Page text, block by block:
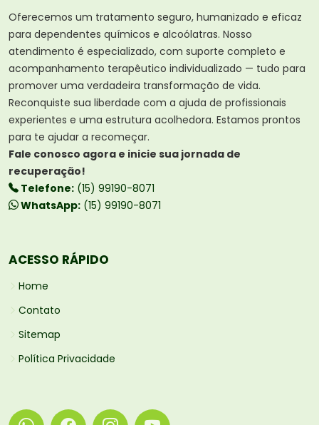
Oferecemos um tratamento seguro, humanizado e eficaz
para dependentes químicos e alcoólatras. Nosso
atendimento é especializado, com suporte completo e
acompanhamento terapêutico individualizado — tudo para
promover uma verdadeira transformação de vida.
Reconquiste sua liberdade com a ajuda de profissionais
experientes e uma estrutura acolhedora. Estamos prontos
para te ajudar a recomeçar.
Fale conosco agora e inicie sua jornada de
recuperação!
Telefone: (15) 99190-8071
WhatsApp: (15) 99190-8071
ACESSO RÁPIDO
Home
Contato
Sitemap
Política Privacidade